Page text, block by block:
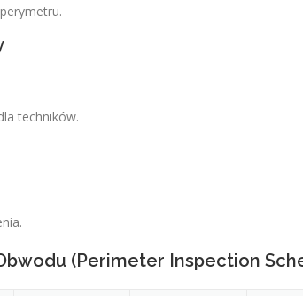
techników.
(Perimeter Inspection